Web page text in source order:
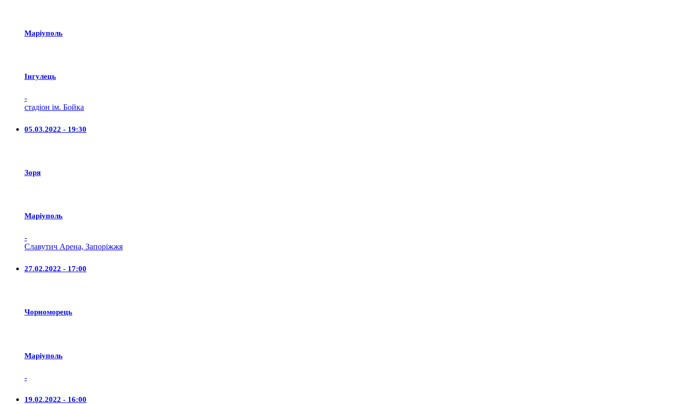
Маріуполь
Iнгулець
-
стадіон ім. Бойка
05.03.2022 - 19:30
Зоря
Маріуполь
-
Славутич Арена, Запоріжжя
27.02.2022 - 17:00
Чорноморець
Маріуполь
-
19.02.2022 - 16:00